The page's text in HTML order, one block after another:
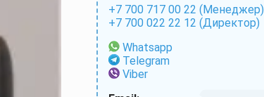
+7 700 717 00 22 (Менеджер)
+7 700 022 22 12 (Директор)
Whatsapp
Telegram
Viber